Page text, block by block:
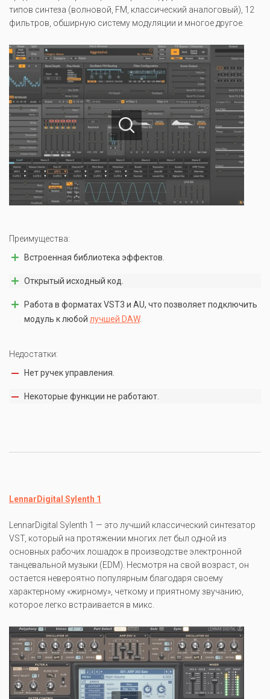
типов синтеза (волновой, FM, классический аналоговый), 12
фильтров, обширную систему модуляции и многое другое.
Преимущества:
Встроенная библиотека эффектов.
Открытый исходный код.
Работа в форматах VST3 и AU, что позволяет подключить
модуль к любой лучшей DAW.
Недостатки:
Нет ручек управления.
Некоторые функции не работают.
LennarDigital Sylenth 1
LennarDigital Sylenth 1 — это лучший классический синтезатор
VST, который на протяжении многих лет был одной из
основных рабочих лошадок в производстве электронной
танцевальной музыки (EDM). Несмотря на свой возраст, он
остается невероятно популярным благодаря своему
характерному «жирному», четкому и приятному звучанию,
которое легко встраивается в микс.